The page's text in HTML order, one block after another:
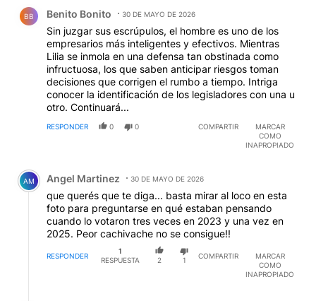
BB Benito Bonito 30 DE MAYO DE 2026
Sin juzgar sus escrúpulos, el hombre es uno de los
empresarios más inteligentes y efectivos. Mientras
Lilia se inmola en una defensa tan obstinada como
infructuosa, los que saben anticipar riesgos toman
decisiones que corrigen el rumbo a tiempo. Intriga
conocer la identificación de los legisladores con una u
otro. Continuará...
RESPONDER 0 0 COMPARTIR
MARCAR
COMO
INAPROPIADO
Comentario de Angel Martinez.
AM Angel Martinez 30 DE MAYO DE 2026
que querés que te diga... basta mirar al loco en esta
foto para preguntarse en qué estaban pensando
cuando lo votaron tres veces en 2023 y una vez en
2025. Peor cachivache no se consigue!!
RESPONDER
1
RESPUESTA
2 1
COMPARTIR
MARCAR
COMO
INAPROPIADO